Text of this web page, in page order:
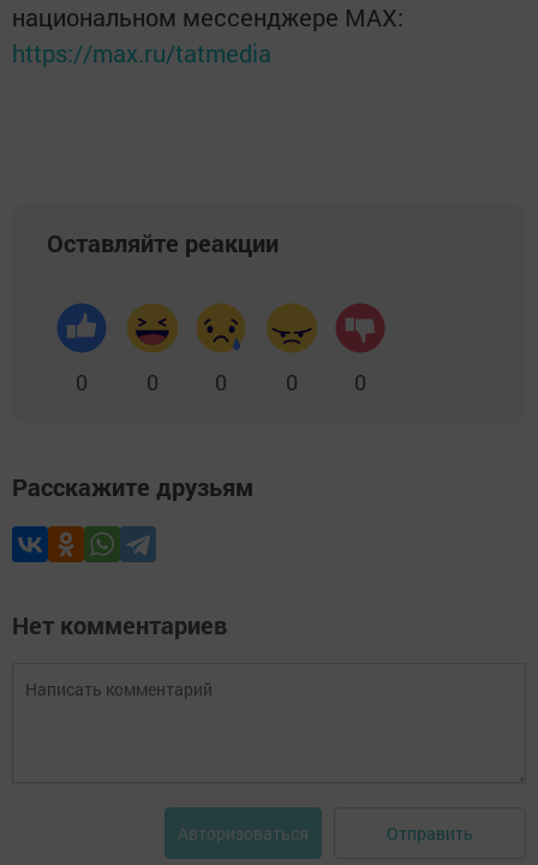
национальном мессенджере MАХ:
https://max.ru/tatmedia
Оставляйте реакции
0 0 0 0 0
Расскажите друзьям
Нет комментариев
Авторизоваться Отправить